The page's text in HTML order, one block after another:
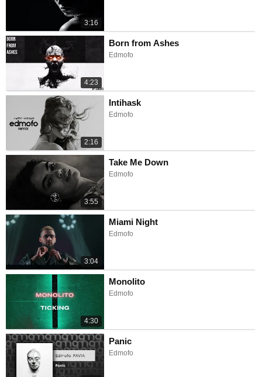
3:16
4:23
Born from Ashes
Edmofo
2:16
Intihask
Edmofo
3:55
Take Me Down
Edmofo
3:04
Miami Night
Edmofo
4:30
Monolito
Edmofo
Panic
Edmofo